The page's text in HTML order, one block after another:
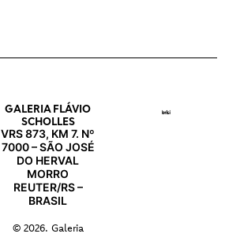
GALERIA FLÁVIO
SCHOLLES
VRS 873, KM 7. Nº
7000 – SÃO JOSÉ
DO HERVAL
MORRO
REUTER/RS –
BRASIL
© 2026. Galeria